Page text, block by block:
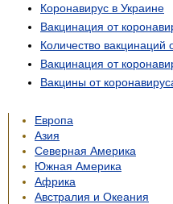
Коронавирус в Украине
Вакцинация от
Количество вакцинаций
Вакцинация от
Вакцины от
Европа
Азия
Северная Америка
Южная Америка
Африка
Австралия и Океания